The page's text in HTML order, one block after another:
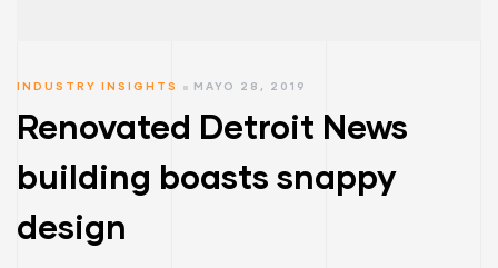
INDUSTRY INSIGHTS MAYO 28, 2019
Renovated Detroit News
building boasts snappy
design